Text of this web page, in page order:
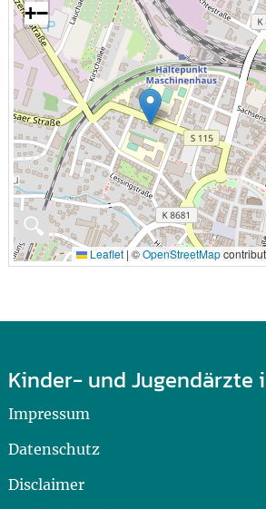
🔍
+−
Leaflet | ©OpenStreetMap
Kinder- und Jugendärzte
Impressum
Datenschutz
Disclaimer